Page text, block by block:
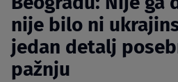
nije bilo ni
jedan detalj
pažnju